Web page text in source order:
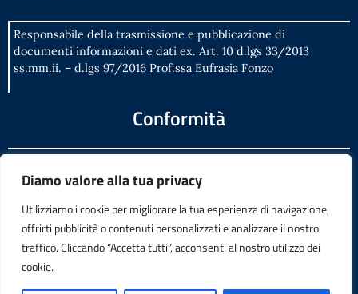
Diamo valore alla tua privacy
Utilizziamo i cookie per migliorare la tua esperienza di navigazione,
offrirti pubblicità o contenuti personalizzati e analizzare il nostro
traffico. Cliccando “Accetta tutti”, acconsenti al nostro utilizzo dei
cookie.
Responsabile della trasmissione e pubblicazione di
documenti informazioni e dati ex. Art. 10 d.lgs 33/2013
ss.mm.ii. – d.lgs 97/2016 Prof.ssa Eufrasia Fonzo
Conformità
Privacy Policy
Dichiarazione di accessibilità
Note legali
Accesso Riservato